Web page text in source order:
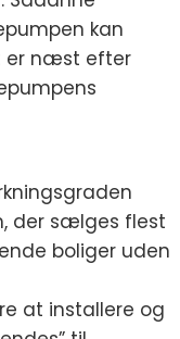
kan
er næst efter
der sælges flest
boliger uden
at installere og